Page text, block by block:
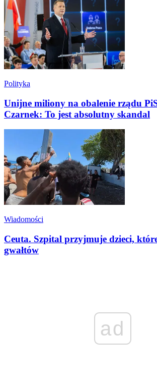
Polityka
Unijne miliony na obalenie rządu
Czarnek: To jest absolutny skandal
Wiadomości
Ceuta. Szpital przyjmuje dzieci,
gwałtów
ad